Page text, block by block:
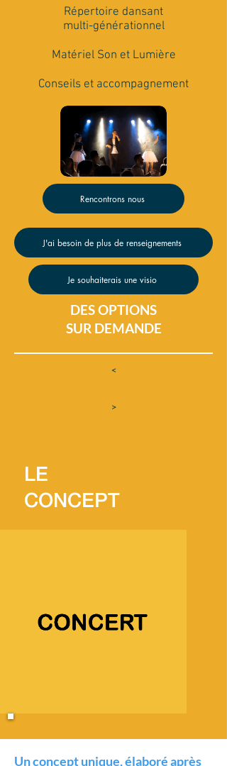
Répertoire dansant
multi-générationnel
Matériel Son et Lumière
Conseils et accompagnement
Rencontrons nous
J'ai besoin de plus de renseignements
Je souhaiterais une visio
DES OPTIONS
SUR DEMANDE
<
>
LE
CONCEPT
Un concept unique, élaboré après